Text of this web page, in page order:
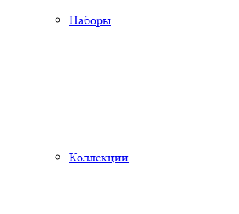
Наборы
Коллекции